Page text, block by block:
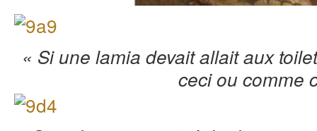
« Si une lamia devait allait aux
ceci ou comme